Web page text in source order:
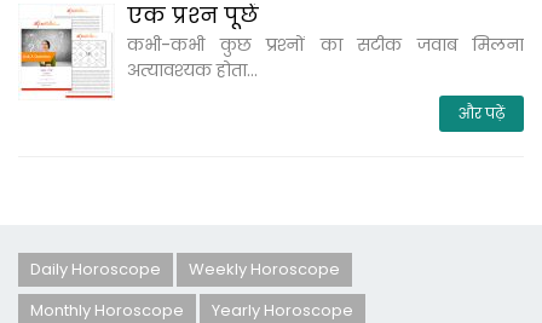
एक प्रश्‍न पूछें
कभी-कभी कुछ प्रश्‍नों का सटीक जवाब मिलना
अत्‍यावश्‍यक होता...
और पढ़ें
Daily Horoscope
Weekly Horoscope
Monthly Horoscope
Yearly Horoscope